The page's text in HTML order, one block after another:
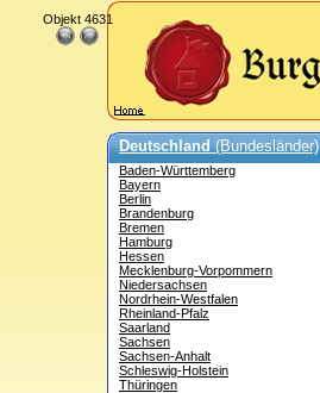
Deutschland(Bundesländer)
Baden-Württemberg
Bayern
Berlin
Brandenburg
Bremen
Hamburg
Hessen
Mecklenburg-Vorpommern
Niedersachsen
Nordrhein-Westfalen
Rheinland-Pfalz
Saarland
Sachsen
Sachsen-Anhalt
Schleswig-Holstein
Thüringen
Objekt 4631